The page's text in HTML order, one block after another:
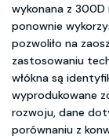
wykonana z 300D
ponownie
pozwoliło na
zastosowaniu
włókna są
wyprodukowane
rozwoju, dane
porównaniu z